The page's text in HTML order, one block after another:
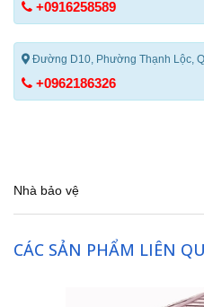
+0916258589
Đường D10, Phường Thạnh Lộc,
+0962186326
Nhà bảo vệ
CÁC SẢN PHẨM LIÊN